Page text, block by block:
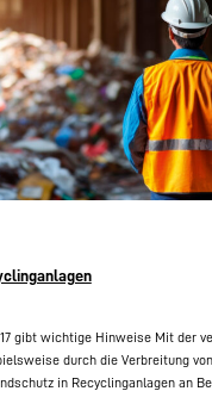
gibt wichtige Hinweise Mit der
durch die Verbreitung
in Recyclinganlagen an